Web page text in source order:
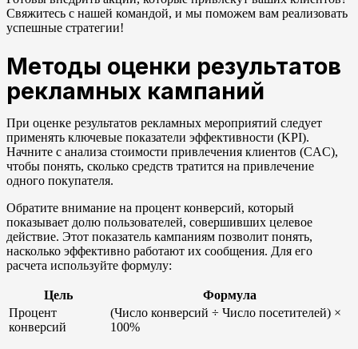
Свяжитесь с нашей командой, и мы поможем вам реализовать
успешные стратегии!
Методы оценки результатов
рекламных кампаний
При оценке результатов рекламных мероприятий следует
применять ключевые показатели эффективности (KPI).
Начните с анализа стоимости привлечения клиентов (CAC),
чтобы понять, сколько средств тратится на привлечение
одного покупателя.
Обратите внимание на процент конверсий, который
показывает долю пользователей, совершивших целевое
действие. Этот показатель кампаниям позволит понять,
насколько эффективно работают их сообщения. Для его
расчета используйте формулу:
Цель
Формула
Процент
конверсий
(Число конверсий ÷ Число посетителей) ×
100%